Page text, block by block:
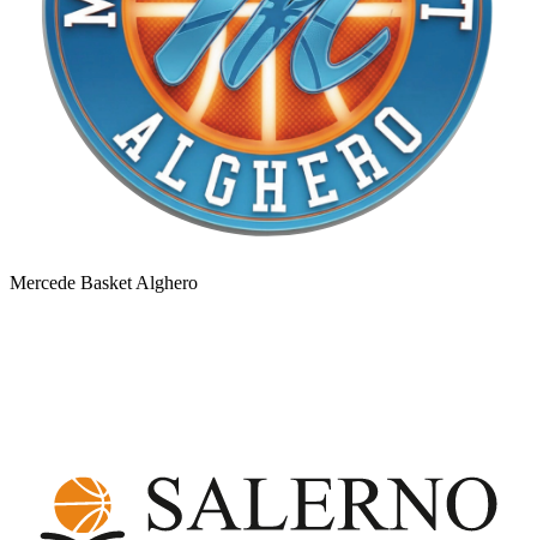
Mercede Basket Alghero